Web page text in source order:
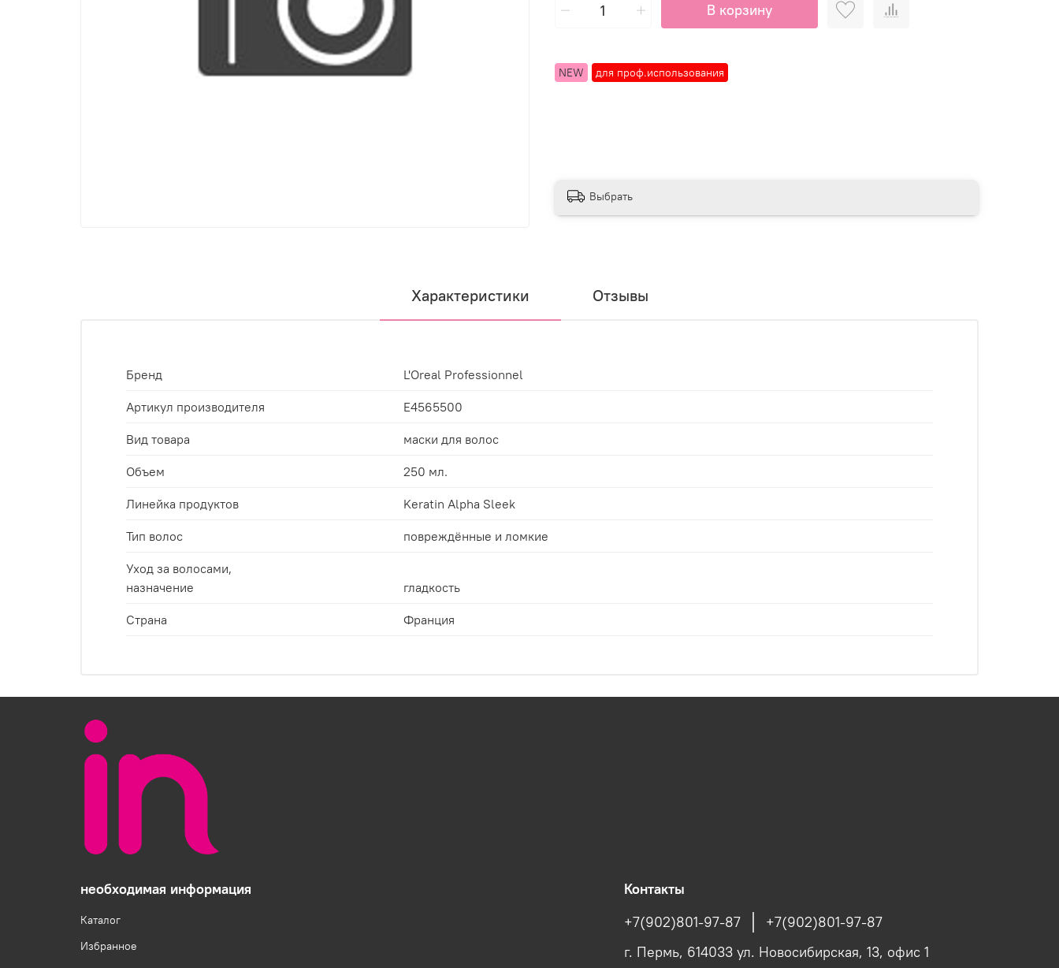
NEW для проф.использования
В корзину
Выбрать
Характеристики Отзывы
Бренд L'Oreal Professionnel
Артикул производителя E4565500
Вид товара маски для волос
Объем 250 мл.
Линейка продуктов Keratin Alpha Sleek
Тип волос повреждённые и ломкие
Уход за волосами,
назначение
гладкость
Страна Франция
необходимая информация
Каталог
Избранное
Контакты
+7(902)801-97-87
+7(902)801-97-87
г. Пермь, 614033 ул. Новосибирская, 13, офис 1